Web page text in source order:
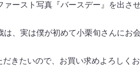
ースト写真『バースデー』を出さ
、実は僕が初めて小栗旬さんにお
きたいので、お買い求めよろしく